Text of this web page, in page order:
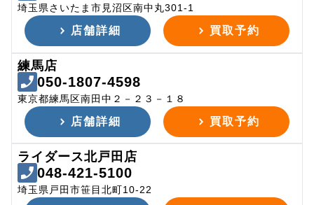
埼玉県さいたま市見沼区南中丸301-1
店舗詳細 買取予約
練馬店
050-1807-4598
東京都練馬区南田中２－２３－１８
店舗詳細 買取予約
ライダース北戸田店
048-421-5100
埼玉県戸田市笹目北町10-22